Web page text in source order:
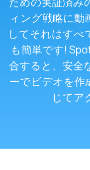
ィング戦略に動
してそれはすべ
も簡単です!
合すると、安全
ーでビデオを作
じてア